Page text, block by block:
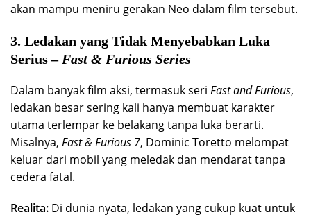
akan mampu meniru gerakan Neo dalam film tersebut.
3. Ledakan yang Tidak Menyebabkan Luka
Serius – Fast & Furious Series
Dalam banyak film aksi, termasuk seri Fast and Furious,
ledakan besar sering kali hanya membuat karakter
utama terlempar ke belakang tanpa luka berarti.
Misalnya, Fast & Furious 7, Dominic Toretto melompat
keluar dari mobil yang meledak dan mendarat tanpa
cedera fatal.
Realita: Di dunia nyata, ledakan yang cukup kuat untuk